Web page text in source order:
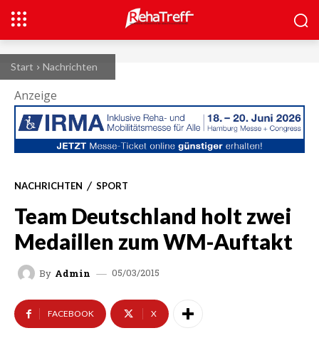
Start Nachrichten
Anzeige
NACHRICHTEN SPORT
Team Deutschland holt zwei
Medaillen zum WM-Auftakt
By Admin 05/03/2015
FACEBOOK X